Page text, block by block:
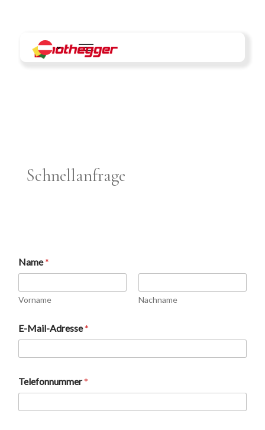
Schnellanfrage
Name*
Vorname Nachname
E-Mail-Adresse*
Telefonnummer*